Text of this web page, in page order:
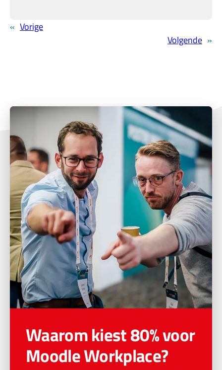
« Vorige
Volgende »
Waarom kiest 80% voor
Moodle Workplace?